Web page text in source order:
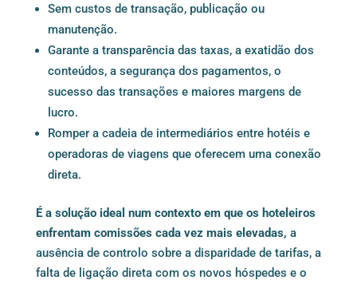
Sem custos de transação, publicação ou
manutenção.
Garante a transparência das taxas, a exatidão dos
conteúdos, a segurança dos pagamentos, o
sucesso das transações e maiores margens de
lucro.
Romper a cadeia de intermediários entre hotéis e
operadoras de viagens que oferecem uma conexão
direta.
É a solução ideal num contexto em que os hoteleiros
enfrentam comissões cada vez mais elevadas, a
ausência de controlo sobre a disparidade de tarifas, a
falta de ligação direta com os novos hóspedes e o